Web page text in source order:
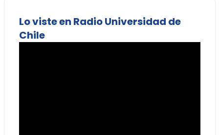
Lo viste en Radio Universidad de
Chile